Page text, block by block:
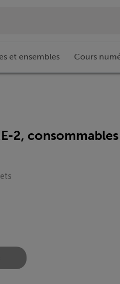
et ensembles Cours
2,